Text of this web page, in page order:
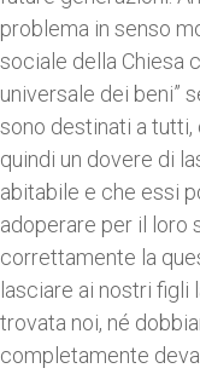
problema in senso
sociale della Chiesa
universale dei beni”
sono destinati a tutti,
quindi un dovere di
abitabile e che essi
adoperare per il loro
correttamente la
lasciare ai nostri figli
trovata noi, né
completamente